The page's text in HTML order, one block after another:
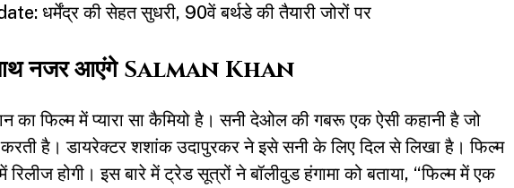
धर्मेंद्र की सेहत सुधरी, 90वें बर्थडे की तैयारी जोरों पर
नजर आएंगे Salman Khan
का फिल्म में प्यारा सा कैमियो है। सनी देओल की गबरू एक ऐसी कहानी है जो
करती है। डायरेक्टर शशांक उदापुरकर ने इसे सनी के लिए दिल से लिखा है। फिल्म
रिलीज होगी। इस बारे में ट्रेड सूत्रों ने बॉलीवुड हंगामा को बताया, “फिल्म में एक